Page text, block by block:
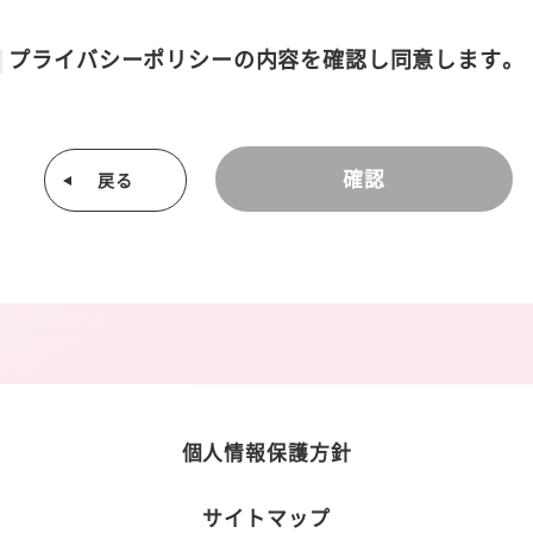
先に関する情報
電子マネー情報等決済手段に関する情報
家紋に関する情報
て、他のサービスと連携を許可することにより、当該他のサー
下の情報を当該外部サービスから収集します。
設定によりユーザーが連携先に開示を認めた情報
プライバシーポリシーの内容を確認し同意します。
戻る 確認
個人情報保護方針
サイトマップ